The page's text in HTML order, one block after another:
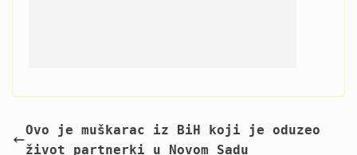
Ovo je muškarac iz BiH koji je oduzeo
život partnerki u Novom Sadu